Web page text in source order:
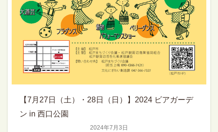
2024年7月3日
【7月27日（土）・28日（日）】2024 ビアガーデ
ン in 西口公園